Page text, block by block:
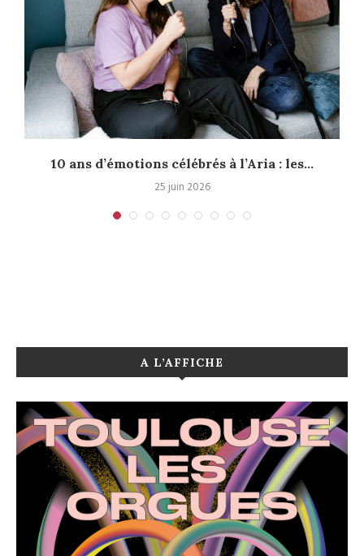
10 ans d’émotions célébrés à l’Aria : les...
25 juin 2026
A L’AFFICHE